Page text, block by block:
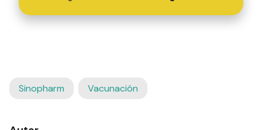
Sinopharm Vacunación